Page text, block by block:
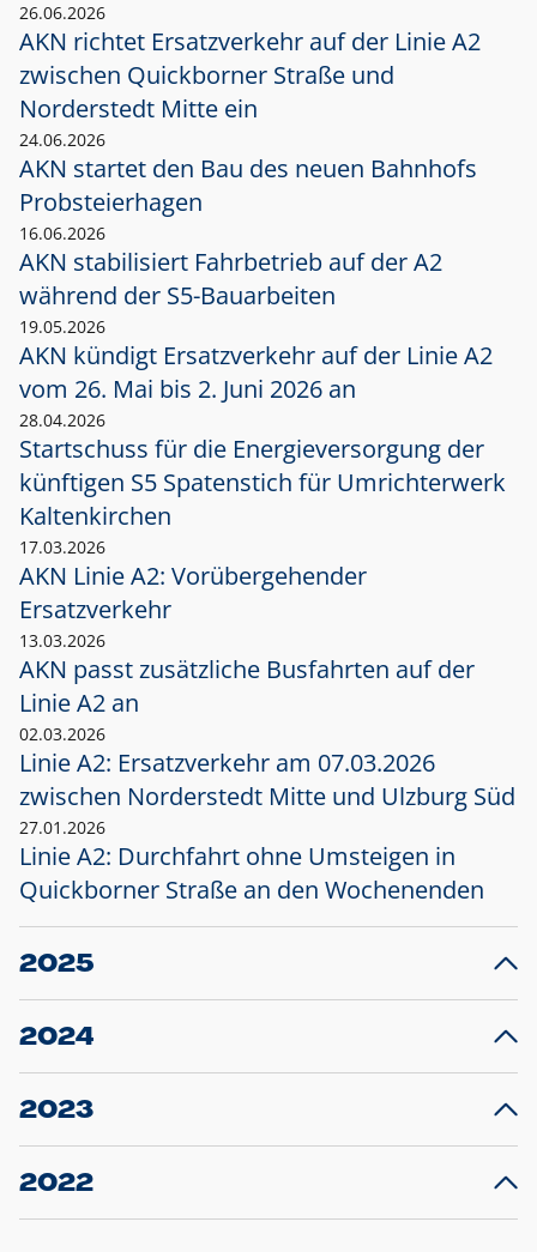
26.06.2026
AKN richtet Ersatzverkehr auf der Linie A2
zwischen Quickborner Straße und
Norderstedt Mitte ein
24.06.2026
AKN startet den Bau des neuen Bahnhofs
Probsteierhagen
16.06.2026
AKN stabilisiert Fahrbetrieb auf der A2
während der S5-Bauarbeiten
19.05.2026
AKN kündigt Ersatzverkehr auf der Linie A2
vom 26. Mai bis 2. Juni 2026 an
28.04.2026
Startschuss für die Energieversorgung der
künftigen S5 Spatenstich für Umrichterwerk
Kaltenkirchen
17.03.2026
AKN Linie A2: Vorübergehender
Ersatzverkehr
13.03.2026
AKN passt zusätzliche Busfahrten auf der
Linie A2 an
02.03.2026
Linie A2: Ersatzverkehr am 07.03.2026
zwischen Norderstedt Mitte und Ulzburg Süd
27.01.2026
Linie A2: Durchfahrt ohne Umsteigen in
Quickborner Straße an den Wochenenden
2025
23.12.2025
Projekt S5: Start der Bauarbeiten am
2024
10.12.2024
Großprojekt S5: Sperrung der Bahnstraße in
2023
20.12.2023
Schleswig-Holstein verlängert den
2022
22.12.2022